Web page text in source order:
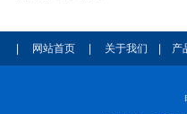
网站首页| 关于我们 产